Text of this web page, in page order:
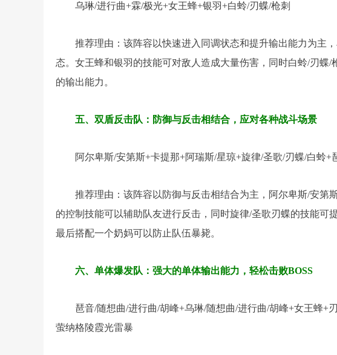
乌琳/进行曲+霖/极光+女王蜂+银羽+白蛉/刃蝶/枪刺
推荐理由：该阵容以快速进入同调状态和提升输出能力为主
态。女王蜂和银羽的技能可对敌人造成大量伤害，同时白蛉/刃蝶
的输出能力。
五、双盾反击队：防御与反击相结合，应对各种战斗场景
阿尔卑斯/安第斯+卡提那+阿瑞斯/星琼+旋律/圣歌/刃蝶/白蛉+
推荐理由：该阵容以防御与反击相结合为主，阿尔卑斯/安第
的控制技能可以辅助队友进行反击，同时旋律/圣歌刃蝶的技能可
最后搭配一个奶妈可以防止队伍暴毙。
六、单体爆发队：强大的单体输出能力，轻松击败BOSS
琶音/随想曲/进行曲/胡峰+乌琳/随想曲/进行曲/胡峰+女王蜂+
萤纳格陵霞光雷暴